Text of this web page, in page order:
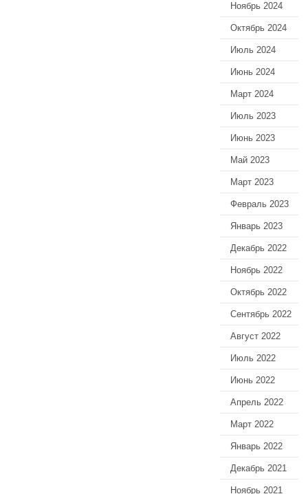
Ноябрь 2024
Октябрь 2024
Июль 2024
Июнь 2024
Март 2024
Июль 2023
Июнь 2023
Май 2023
Март 2023
Февраль 2023
Январь 2023
Декабрь 2022
Ноябрь 2022
Октябрь 2022
Сентябрь 2022
Август 2022
Июль 2022
Июнь 2022
Апрель 2022
Март 2022
Январь 2022
Декабрь 2021
Ноябрь 2021